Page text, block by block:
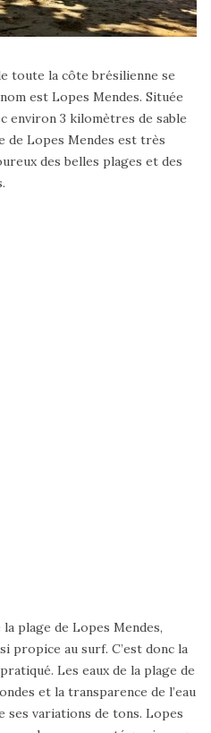
toute la côte brésilienne se
est Lopes Mendes. Située
environ 3 kilomètres de sable
de Lopes Mendes est très
des belles plages et des
la plage de Lopes Mendes,
propice au surf. C’est donc la
Les eaux de la plage de
et la transparence de l’eau
ses variations de tons. Lopes